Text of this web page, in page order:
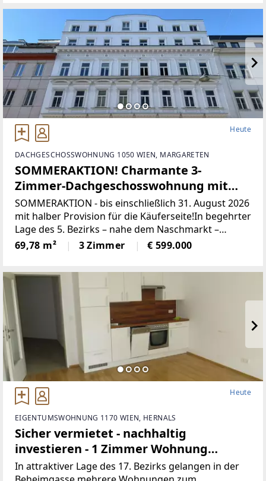
Heute
DACHGESCHOSSWOHNUNG 1050 WIEN, MARGARETEN
SOMMERAKTION! Charmante 3-
Zimmer-Dachgeschosswohnung mit
Balkon - Urbanes Wohnen nahe
Naschmarkt!
SOMMERAKTION - bis einschließlich 31. August 2026
mit halber Provision für die Käuferseite!In begehrter
Lage des 5. Bezirks – nahe dem Naschmarkt –
präsentiert sich diese charmante
Dachgeschosswohnung in einem stilvoll
69,78 m² 3 Zimmer € 599.000
Heute
EIGENTUMSWOHNUNG 1170 WIEN, HERNALS
Sicher vermietet - nachhaltig
investieren - 1 Zimmer Wohnung
Unbefristet vermietet - Rendite 3,30 %
In attraktiver Lage des 17. Bezirks gelangen in der